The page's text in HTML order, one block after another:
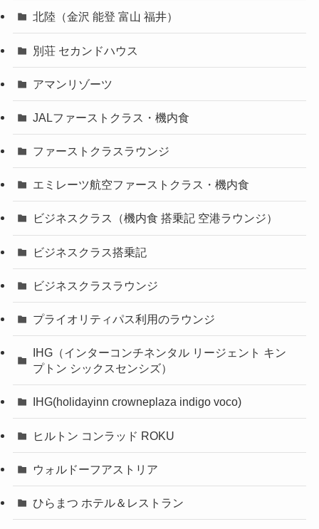
北陸（金沢 能登 富山 福井）
別荘 セカンドハウス
アマンリゾーツ
JALファーストクラス・機内食
ファーストクラスラウンジ
エミレーツ航空ファーストクラス・機内食
ビジネスクラス（機内食 搭乗記 空港ラウンジ）
ビジネスクラス搭乗記
ビジネスクラスラウンジ
プライオリティパス利用のラウンジ
IHG（インターコンチネンタル リージェント キン
プトン シックスセンシズ）
IHG(holidayinn crowneplaza indigo voco)
ヒルトン コンラッド ROKU
ウォルドーフアストリア
ひらまつ ホテル＆レストラン